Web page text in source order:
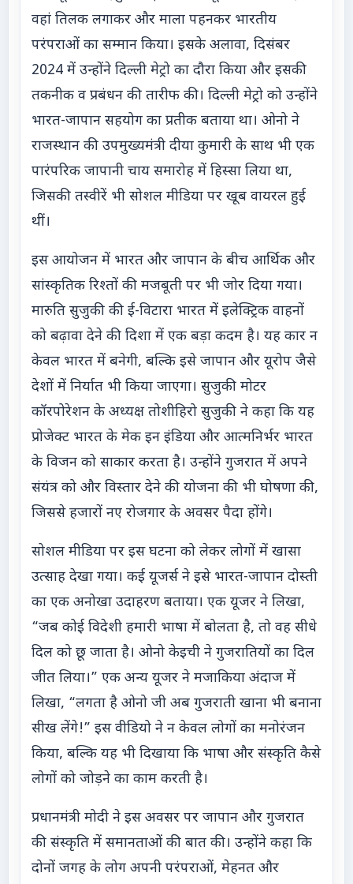
वहां तिलक लगाकर और माला पहनकर भारतीय
परंपराओं का सम्मान किया। इसके अलावा, दिसंबर
2024 में उन्होंने दिल्ली मेट्रो का दौरा किया और इसकी
तकनीक व प्रबंधन की तारीफ की। दिल्ली मेट्रो को उन्होंने
भारत-जापान सहयोग का प्रतीक बताया था। ओनो ने
राजस्थान की उपमुख्यमंत्री दीया कुमारी के साथ भी एक
पारंपरिक जापानी चाय समारोह में हिस्सा लिया था,
जिसकी तस्वीरें भी सोशल मीडिया पर खूब वायरल हुई
थीं।
इस आयोजन में भारत और जापान के बीच आर्थिक और
सांस्कृतिक रिश्तों की मजबूती पर भी जोर दिया गया।
मारुति सुजुकी की ई-विटारा भारत में इलेक्ट्रिक वाहनों
को बढ़ावा देने की दिशा में एक बड़ा कदम है। यह कार न
केवल भारत में बनेगी, बल्कि इसे जापान और यूरोप जैसे
देशों में निर्यात भी किया जाएगा। सुजुकी मोटर
कॉरपोरेशन के अध्यक्ष तोशीहिरो सुजुकी ने कहा कि यह
प्रोजेक्ट भारत के मेक इन इंडिया और आत्मनिर्भर भारत
के विजन को साकार करता है। उन्होंने गुजरात में अपने
संयंत्र को और विस्तार देने की योजना की भी घोषणा की,
जिससे हजारों नए रोजगार के अवसर पैदा होंगे।
सोशल मीडिया पर इस घटना को लेकर लोगों में खासा
उत्साह देखा गया। कई यूजर्स ने इसे भारत-जापान दोस्ती
का एक अनोखा उदाहरण बताया। एक यूजर ने लिखा,
“जब कोई विदेशी हमारी भाषा में बोलता है, तो वह सीधे
दिल को छू जाता है। ओनो केइची ने गुजरातियों का दिल
जीत लिया।” एक अन्य यूजर ने मजाकिया अंदाज में
लिखा, “लगता है ओनो जी अब गुजराती खाना भी बनाना
सीख लेंगे!” इस वीडियो ने न केवल लोगों का मनोरंजन
किया, बल्कि यह भी दिखाया कि भाषा और संस्कृति कैसे
लोगों को जोड़ने का काम करती है।
प्रधानमंत्री मोदी ने इस अवसर पर जापान और गुजरात
की संस्कृति में समानताओं की बात की। उन्होंने कहा कि
दोनों जगह के लोग अपनी परंपराओं, मेहनत और